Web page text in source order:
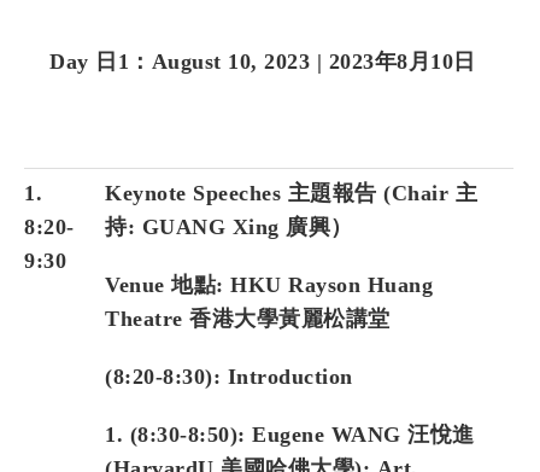
Day 日1：August 10, 2023 | 2023年8月10日
1.
8:20-
9:30
Keynote Speeches 主題報告 (Chair 主
持: GUANG Xing 廣興）
Venue地點: HKU Rayson Huang
Theatre 香港大學黃麗松講堂
(8:20-8:30): Introduction
1. (8:30-8:50): Eugene WANG 汪悅進